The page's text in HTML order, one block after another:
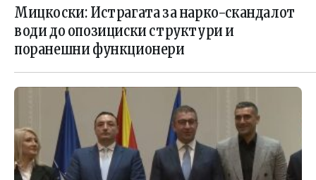
ИСТРАГАТА
Мицкоски: Истрагата за нарко-скандалот
води до опозициски структури и
поранешни функционери